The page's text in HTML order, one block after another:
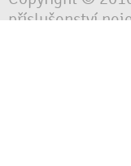
příslušenství